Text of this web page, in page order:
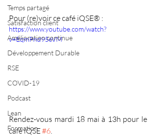
Temps partagé
Satisfaction client
Amélioration continue
Développement Durable
RSE
COVID-19
Podcast
Lean
Formation
Pour (re)voir ce café iQSE® :
https://www.youtube.com/watch?
v=EqmPnd95eVM
Rendez-vous mardi 18 mai à 13h pour le
café iQSE #6